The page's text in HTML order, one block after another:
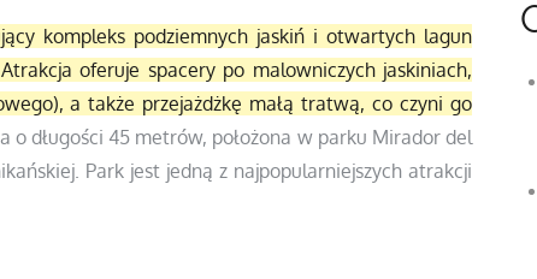
kompleks podziemnych jaskiń i otwartych lagun
oferuje spacery po malowniczych jaskiniach,
a także przejażdżkę małą tratwą, co czyni go
o długości 45 metrów, położona w parku Mirador del
Park jest jedną z najpopularniejszych atrakcji